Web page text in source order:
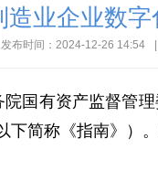
造业企业数
发布时间：2024-12-26 14:54
国有资产监督管
下简称《指南》）